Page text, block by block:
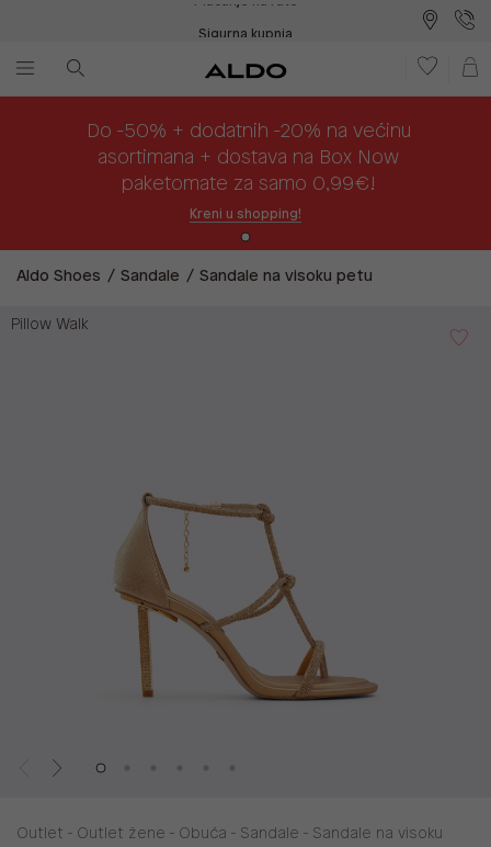
Do -50% + dodatnih -20% na većinu
asortimana + dostava na Box Now
paketomate za samo 0,99€!
Kreni u shopping!
Aldo Shoes Sandale Sandale na visoku petu
Pillow Walk
Outlet - Outlet žene - Obuća - Sandale - Sandale na visoku